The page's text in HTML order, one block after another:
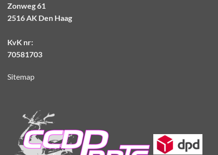
Zonweg 61
2516 AK Den Haag
KvK nr:
70581703
Sitemap